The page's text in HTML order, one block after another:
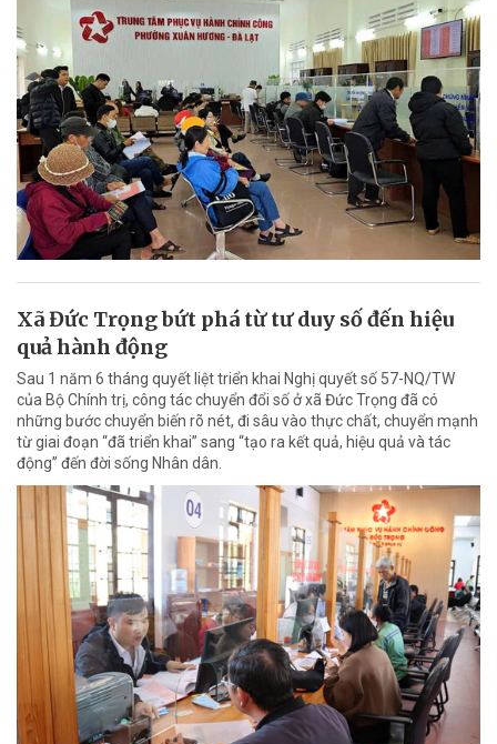
Xã Đức Trọng bứt phá từ tư duy số đến hiệu
quả hành động
Sau 1 năm 6 tháng quyết liệt triển khai Nghị quyết số 57-NQ/TW
của Bộ Chính trị, công tác chuyển đổi số ở xã Đức Trọng đã có
những bước chuyển biến rõ nét, đi sâu vào thực chất, chuyển mạnh
từ giai đoạn “đã triển khai” sang “tạo ra kết quả, hiệu quả và tác
động” đến đời sống Nhân dân.